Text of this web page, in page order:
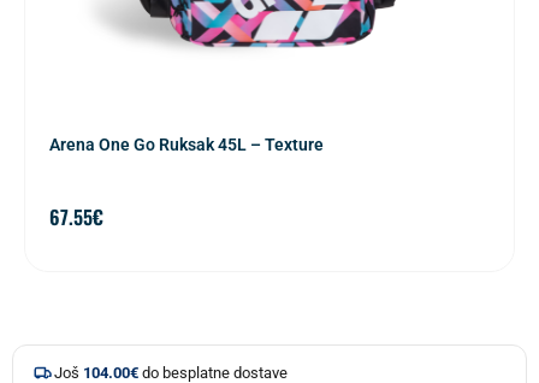
Arena One Go Ruksak 45L – Texture
67.55€
Još 104.00€ do besplatne dostave